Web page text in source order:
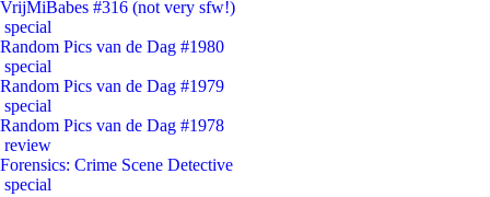
VrijMiBabes #316 (not very sfw!)
special
Random Pics van de Dag #1980
special
Random Pics van de Dag #1979
special
Random Pics van de Dag #1978
review
Forensics: Crime Scene Detective
special